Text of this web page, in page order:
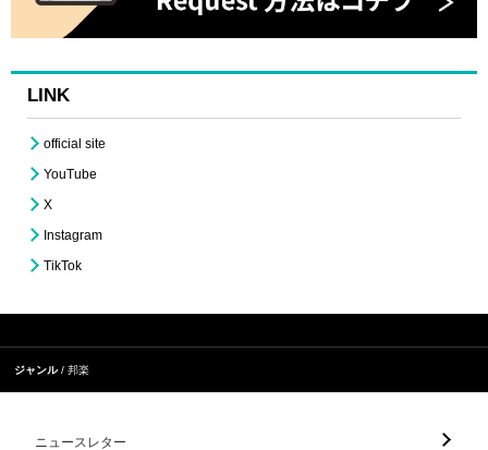
LINK
official site
YouTube
X
Instagram
TikTok
ジャンル 邦楽
ニュースレター